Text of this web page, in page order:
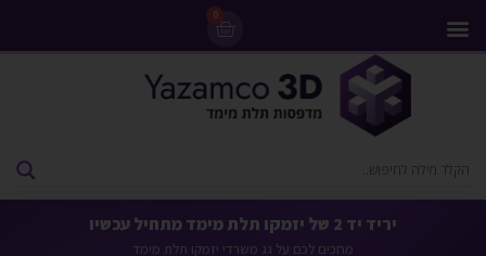
0
יריד יד 2 של יזמקו תלת מימד מתחיל עכשיו
מחכים לכם על גג משרדי יזמקו תלת מימד